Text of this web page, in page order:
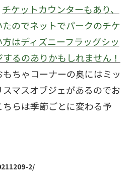
チケットカウンターもあり、
のでネットでパークのチケ
はディズニーフラッグシッ
るのありかもしれません！
ちゃコーナーの奥にはミッ
マスオブジェがあるのでお
らは季節ごとに変わる予
2/